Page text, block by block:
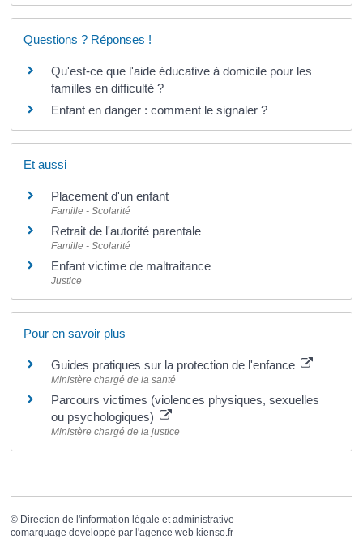
Questions ? Réponses !
Qu'est-ce que l'aide éducative à domicile pour les
familles en difficulté ?
Enfant en danger : comment le signaler ?
Et aussi
Placement d'un enfant
Famille - Scolarité
Retrait de l'autorité parentale
Famille - Scolarité
Enfant victime de maltraitance
Justice
Pour en savoir plus
Guides pratiques sur la protection de l'enfance
Ministère chargé de la santé
Parcours victimes (violences physiques, sexuelles
ou psychologiques)
Ministère chargé de la justice
© Direction de l'information légale et administrative
comarquage developpé par l'agence web kienso.fr